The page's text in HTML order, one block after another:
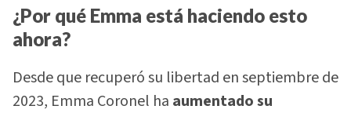
¿Por qué Emma está haciendo esto
ahora?
Desde que recuperó su libertad en septiembre de
2023, Emma Coronel ha aumentado su